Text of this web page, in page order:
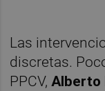
Las
discretas.
PPCV,Alberto